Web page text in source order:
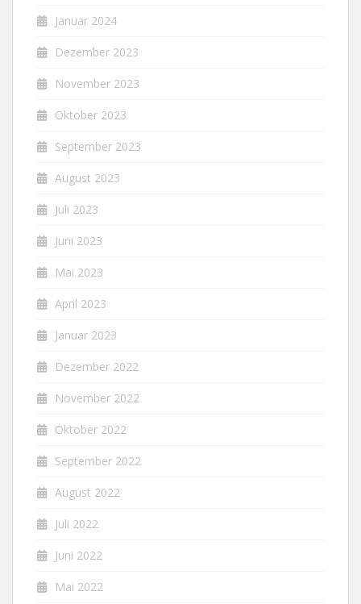
Januar 2024
Dezember 2023
November 2023
Oktober 2023
September 2023
August 2023
Juli 2023
Juni 2023
Mai 2023
April 2023
Januar 2023
Dezember 2022
November 2022
Oktober 2022
September 2022
August 2022
Juli 2022
Juni 2022
Mai 2022